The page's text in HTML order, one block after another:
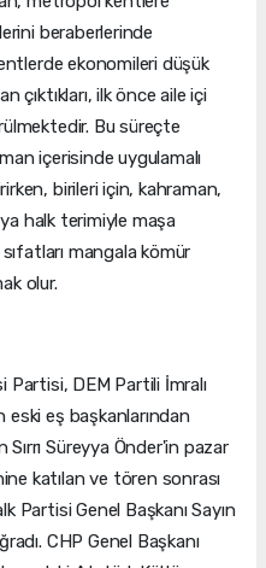
beraberlerinde
ekonomileri düşük
çıktıkları, ilk önce aile içi
Bu süreçte
içerisinde uygulamalı
birileri için, kahraman,
halk terimiyle maşa
mangala kömür
olur.
Partisi, DEM Partili İmralı
eş başkanlarından
Sırrı Süreyya Önder'in pazar
katılan ve tören sonrası
Partisi Genel Başkanı Sayın
CHP Genel Başkanı